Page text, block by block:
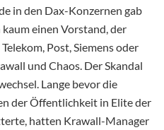
in den Dax-Konzernen gab
einen Vorstand, der
Post, Siemens oder
und Chaos. Der Skandal
Lange bevor die
der Öffentlichkeit in Elite der
hatten Krawall-Manager